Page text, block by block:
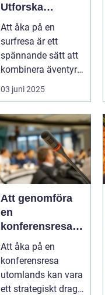
Utforska
vågorna och
upptäck
äventyret
Att åka på en
surfresa är ett
spännande sätt att
kombinera äventyr
o...
03 juni 2025
Att genomföra
en
konferensresa
utomlands: En
möjlighet för
tillväxt och
samarbete
Att åka på en
konferensresa
utomlands kan vara
ett strategiskt drag